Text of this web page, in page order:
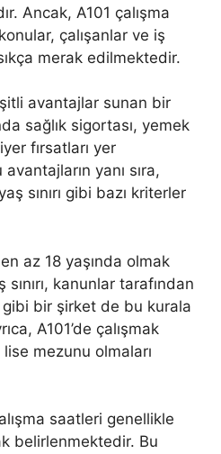
Ancak, A101 çalışma
çalışanlar ve iş
merak edilmektedir.
avantajlar sunan bir
sağlık sigortası, yemek
fırsatları yer
yanı sıra,
sınırı gibi bazı kriterler
az 18 yaşında olmak
kanunlar tarafından
bir şirket de bu kurala
A101’de çalışmak
mezunu olmaları
saatleri genellikle
belirlenmektedir. Bu